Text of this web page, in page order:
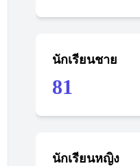
นักเรียนชาย
81
นักเรียนหญิง